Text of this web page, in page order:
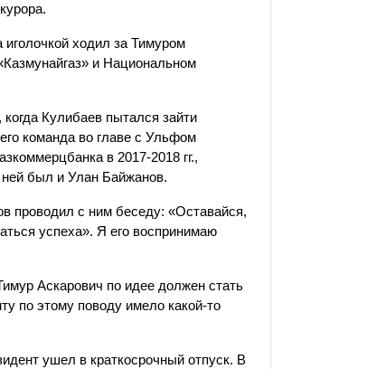
ходил за Тимуром
и Национальном
Кулибаев пытался зайти
команда во главе с Ульфом
в 2017-2018 гг.,
ней был и Улан Байжанов.
проводил с ним беседу: «Оставайся,
успеха». Я его воспринимаю
Аскарович по идее должен стать
по этому поводу имело какой-то
ушел в краткосрочный отпуск. В